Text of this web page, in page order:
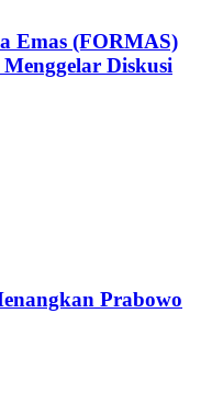
Emas (FORMAS)
Diskusi
Prabowo